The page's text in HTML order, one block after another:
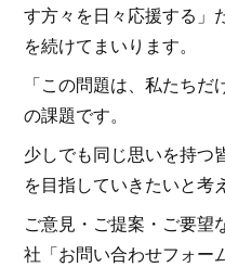
す方々を日々応援する」
を続けてまいります。
「この問題は、私たち
の課題です。
少しでも同じ思いを持つ
を目指していきたいと考
ご意見・ご提案・ご要望
社「お問い合わせフォー